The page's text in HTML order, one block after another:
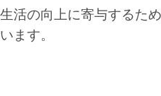
活の向上に寄与するた
ます。